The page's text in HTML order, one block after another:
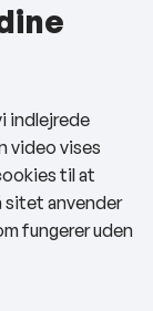
indlejrede
video vises
til at
sitet anvender
fungerer uden